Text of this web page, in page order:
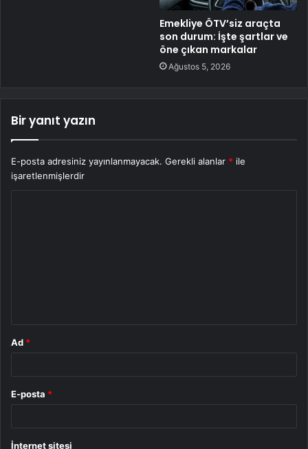
Emekliye ÖTV’siz araçta
son durum: İşte şartlar ve
öne çıkan markalar
Ağustos 5, 2026
Bir yanıt yazın
E-posta adresiniz yayınlanmayacak. Gerekli alanlar * ile
işaretlenmişlerdir
Ad *
E-posta *
İnternet sitesi